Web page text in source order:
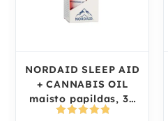
NORDAID SLEEP AID
+ CANNABIS OIL
maisto papildas, 30
ml.